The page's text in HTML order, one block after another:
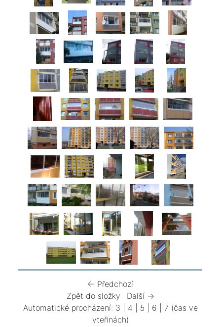
← Předchozí
Zpět do složky
Další →
Automatické procházení: 3 4 5 6 7 (čas ve
vteřinách)